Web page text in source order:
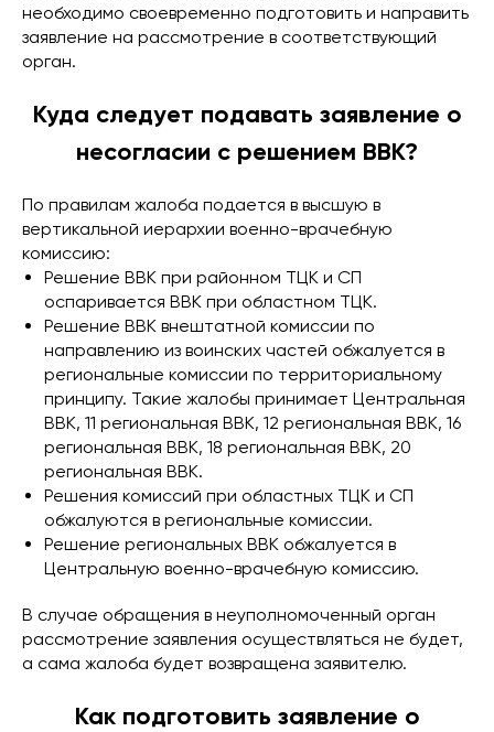
необходимо своевременно подготовить и направить
заявление на рассмотрение в соответствующий
орган.
Куда следует подавать заявление о
несогласии с решением ВВК?
По правилам жалоба подается в высшую в
вертикальной иерархии военно-врачебную
комиссию:
Решение ВВК при районном ТЦК и СП
оспаривается ВВК при областном ТЦК.
Решение ВВК внештатной комиссии по
направлению из воинских частей обжалуется в
региональные комиссии по территориальному
принципу. Такие жалобы принимает Центральная
ВВК, 11 региональная ВВК, 12 региональная ВВК, 16
региональная ВВК, 18 региональная ВВК, 20
региональная ВВК.
Решения комиссий при областных ТЦК и СП
обжалуются в региональные комиссии.
Решение региональных ВВК обжалуется в
Центральную военно-врачебную комиссию.
В случае обращения в неуполномоченный орган
рассмотрение заявления осуществляться не будет,
а сама жалоба будет возвращена заявителю.
Как подготовить заявление о